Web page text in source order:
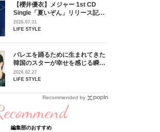
【櫻井優衣】メジャー 1st CD
Single「夏いぞん」リリース記念
イベント♡ ファンと過ごした“最
高の夏時間”
2026.07.31
LIFE STYLE
バレエを踊るために生まれてきた
韓国のスターが幸せを感じる瞬間
【王子様の推しドコロ】vol.28
チョン・ミンチョルさん
2026.02.27
LIFE STYLE
Recommended by
編集部のおすすめ